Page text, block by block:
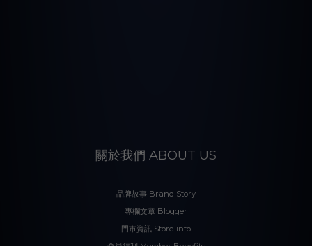
關於我們 ABOUT US
品牌故事 Brand Story
專欄文章 Blogger
門市資訊 Store-info